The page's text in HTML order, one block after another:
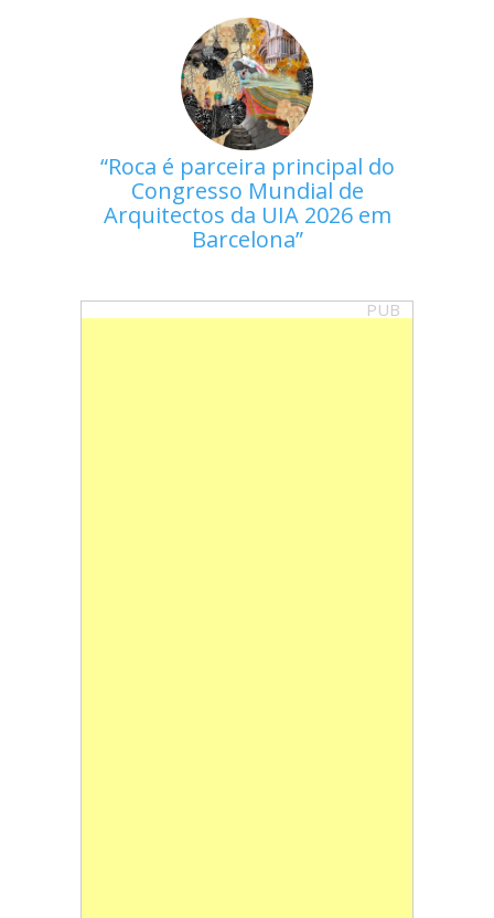
Roca é parceira principal do
Congresso Mundial de
Arquitectos da UIA 2026 em
Barcelona
PUB